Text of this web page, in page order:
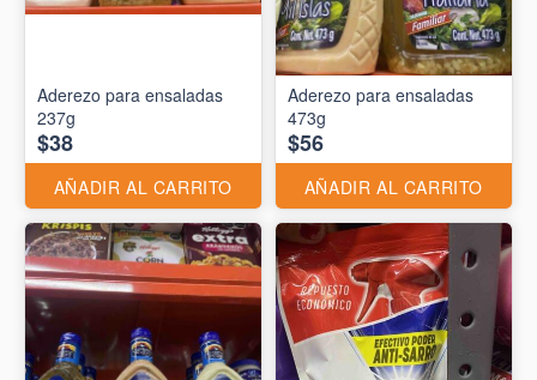
Aderezo para ensaladas
237g
$38
AÑADIR AL CARRITO
Aderezo para ensaladas
473g
$56
AÑADIR AL CARRITO